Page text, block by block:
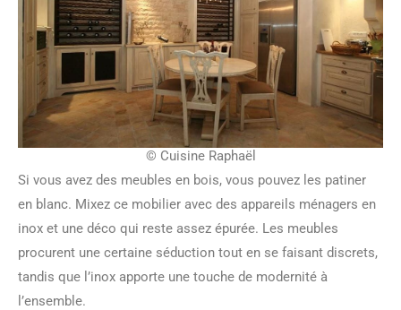
© Cuisine Raphaël
Si vous avez des meubles en bois, vous pouvez les patiner
en blanc. Mixez ce mobilier avec des appareils ménagers en
inox et une déco qui reste assez épurée. Les meubles
procurent une certaine séduction tout en se faisant discrets,
tandis que l’inox apporte une touche de modernité à
l’ensemble.